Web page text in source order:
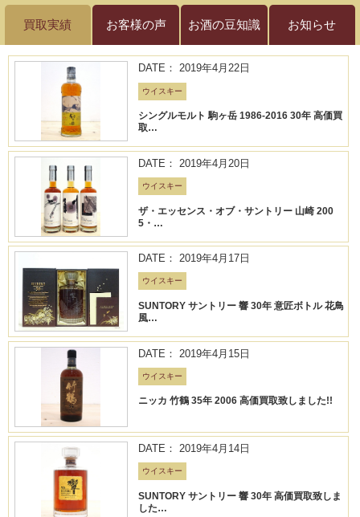
買取実績 お客様の声 お酒の豆知識 お知らせ
DATE： 2019年4月22日
ウイスキー
シングルモルト 駒ヶ岳 1986-2016 30年 高価買
取…
DATE： 2019年4月20日
ウイスキー
ザ・エッセンス・オブ・サントリー 山崎 200
5・…
DATE： 2019年4月17日
ウイスキー
SUNTORY サントリー 響 30年 意匠ボトル 花鳥
風…
DATE： 2019年4月15日
ウイスキー
ニッカ 竹鶴 35年 2006 高価買取致しました!!
DATE： 2019年4月14日
ウイスキー
SUNTORY サントリー 響 30年 高価買取致しま
した…